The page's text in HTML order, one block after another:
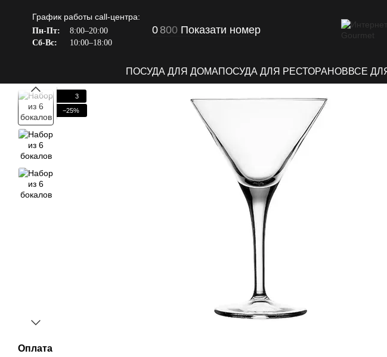
График работы call-центра:
Пн-Пт:
8:00–20:00
Сб-Вс:
10:00–18:00
0800 Показати номер
ПОСУДА ДЛЯ ДОМАПОСУДА ДЛЯ РЕСТОРАНОВВСЕ
3
−25%
Оплата